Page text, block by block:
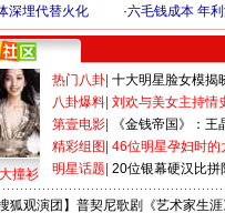
深埋代替火化 ·六毛钱成本 年
撞衫
热门八卦 十大明星脸女模揭
八卦爆料 刘欢与美女主持情
第壹电影
《金钱帝国》：王
精彩组图 46位明星孕妇时的
明星话题 20位银幕硬汉比拼
搜狐观演团】普契尼歌剧《艺术家生